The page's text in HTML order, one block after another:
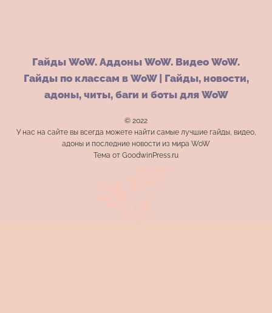
Гайды WoW. Аддоны WoW. Видео WoW.
Гайды по классам в WoW | Гайды, новости,
адоны, читы, баги и боты для WoW
© 2022
У нас на сайте вы всегда можете найти самые лучшие гайды, видео,
адоны и последние новости из мира WoW
Тема от GoodwinPress.ru